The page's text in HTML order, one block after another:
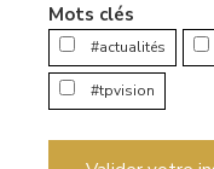
Mots clés
#actualités
#tpvision